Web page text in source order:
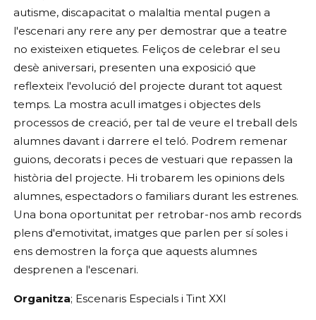
autisme, discapacitat o malaltia mental pugen a
l'escenari any rere any per demostrar que a teatre
no existeixen etiquetes. Feliços de celebrar el seu
desè aniversari, presenten una exposició que
reflexteix l'evolució del projecte durant tot aquest
temps. La mostra acull imatges i objectes dels
processos de creació, per tal de veure el treball dels
alumnes davant i darrere el teló. Podrem remenar
guions, decorats i peces de vestuari que repassen la
història del projecte. Hi trobarem les opinions dels
alumnes, espectadors o familiars durant les estrenes.
Una bona oportunitat per retrobar-nos amb records
plens d'emotivitat, imatges que parlen per sí soles i
ens demostren la força que aquests alumnes
desprenen a l'escenari.
Organitza; Escenaris Especials i Tint XXI